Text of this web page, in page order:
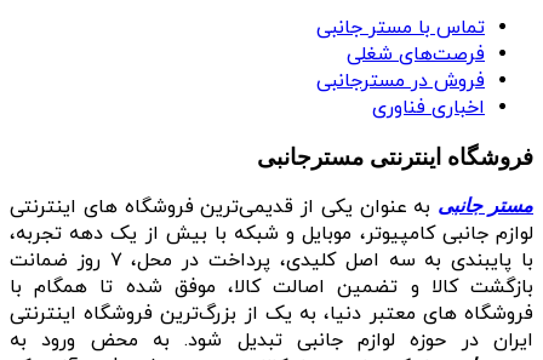
تماس با مستر جانبی
فرصت‌های شغلی
فروش در مسترجانبی
اخباری فناوری
فروشگاه اینترنتی مسترجانبی
مستر جانبی به عنوان یکی از قدیمی‌ترین فروشگاه های اینترنتی
لوازم جانبی کامپیوتر، موبایل و شبکه با بیش از یک دهه تجربه،
با پایبندی به سه اصل کلیدی، پرداخت در محل، ۷ روز ضمانت
بازگشت کالا و تضمین اصالت کالا، موفق شده تا همگام با
فروشگاه‌ های معتبر دنیا، به یک از بزرگ‌ترین فروشگاه اینترنتی
ایران در حوزه لوازم جانبی تبدیل شود. به محض ورود به